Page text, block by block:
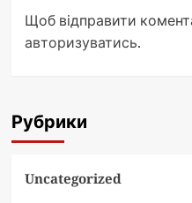
Щоб відправити
авторизуватись.
Рубрики
Uncategorized